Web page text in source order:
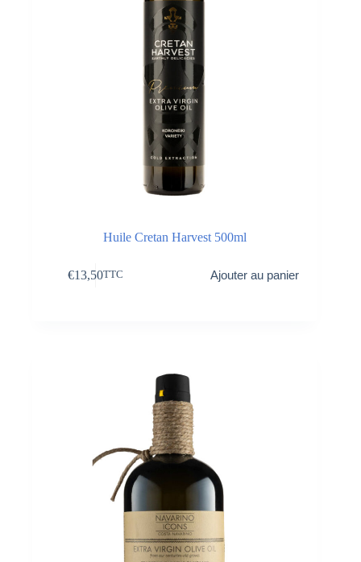
Huile Cretan Harvest 500ml
€13,50TTC Ajouter au panier